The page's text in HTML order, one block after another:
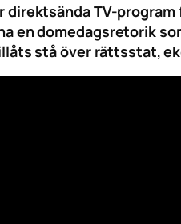
TV-
domedagsretorik
stå över rättsstat,